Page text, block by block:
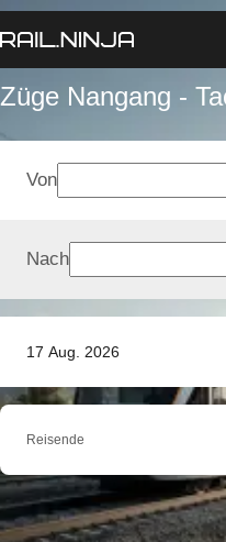
Züge Nangang -
17 Aug. 2026
Von
Nach
Reisende